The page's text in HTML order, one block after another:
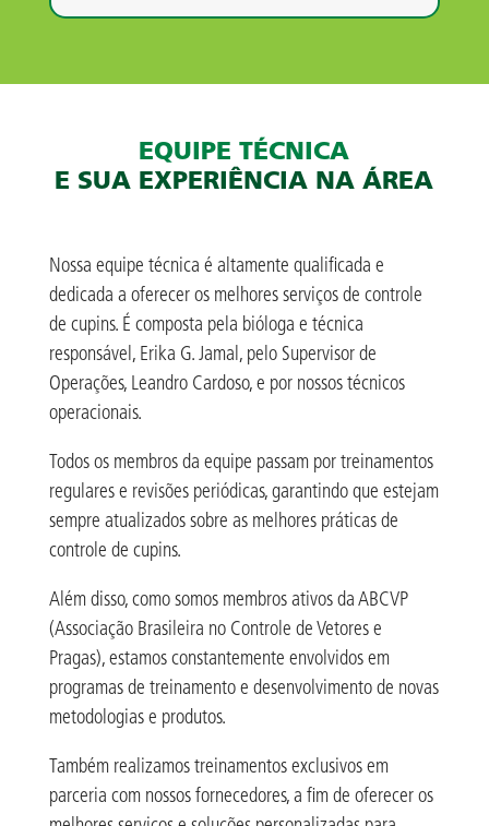
EQUIPE TÉCNICA
E SUA EXPERIÊNCIA NA ÁREA
Nossa equipe técnica é altamente qualificada e
dedicada a oferecer os melhores serviços de controle
de cupins. É composta pela bióloga e técnica
responsável, Erika G. Jamal, pelo Supervisor de
Operações, Leandro Cardoso, e por nossos técnicos
operacionais.
Todos os membros da equipe passam por treinamentos
regulares e revisões periódicas, garantindo que estejam
sempre atualizados sobre as melhores práticas de
controle de cupins.
Além disso, como somos membros ativos da ABCVP
(Associação Brasileira no Controle de Vetores e
Pragas), estamos constantemente envolvidos em
programas de treinamento e desenvolvimento de novas
metodologias e produtos.
Também realizamos treinamentos exclusivos em
parceria com nossos fornecedores, a fim de oferecer os